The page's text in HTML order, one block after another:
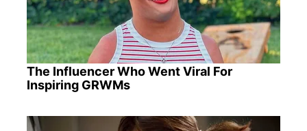
The Influencer Who Went Viral For
Inspiring GRWMs